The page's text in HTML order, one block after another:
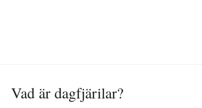
Vad är dagfjärilar?